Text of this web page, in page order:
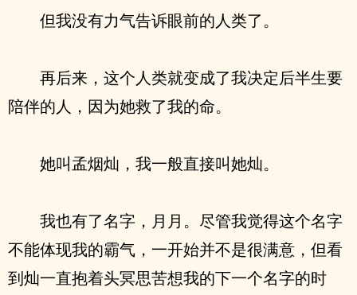
但我没有力气告诉眼前的人类了。
再后来，这个人类就变成了我决定后半生要
陪伴的人，因为她救了我的命。
她叫孟烟灿，我一般直接叫她灿。
我也有了名字，月月。尽管我觉得这个名字
不能体现我的霸气，一开始并不是很满意，但看
到灿一直抱着头冥思苦想我的下一个名字的时